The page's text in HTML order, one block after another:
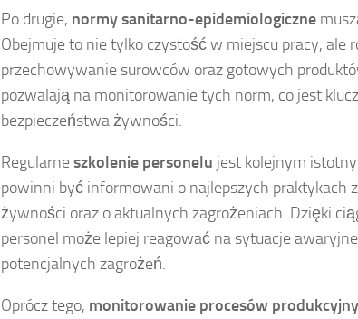
Po drugie, normy sanitarno-epidemiologiczne
Obejmuje to nie tylko czystość w miejscu pracy, ale
przechowywanie surowców oraz gotowych
pozwalają na monitorowanie tych norm, co jest
bezpieczeństwa żywności.
Regularneszkolenie personelu jest kolejnym
powinni być informowani o najlepszych praktykach
żywności oraz o aktualnych zagrożeniach. Dzięki
personel może lepiej reagować na sytuacje
potencjalnych zagrożeń.
Oprócz tego, monitorowanie procesów